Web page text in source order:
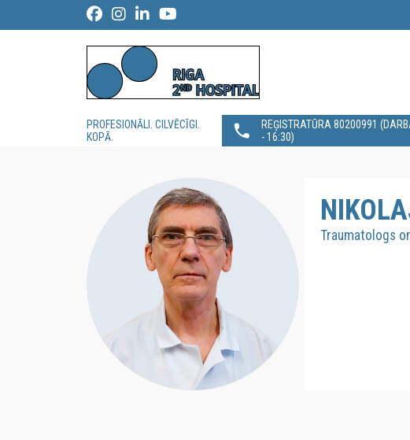
PROFESIONĀLI. CILVĒCĪGI.
KOPĀ.
REĢISTRATŪRA 80200991‬
- 16:30)
Traumatologs